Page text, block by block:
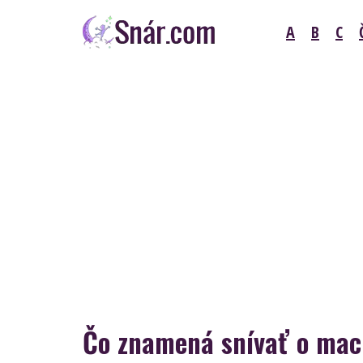
A B C
Čo znamená snívať o